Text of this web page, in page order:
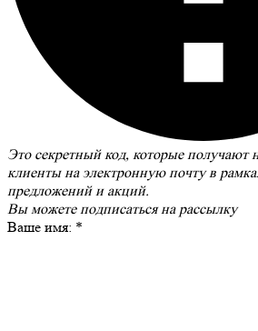
Это секретный код, которые получают
клиенты на электронную почту в
предложений и акций.
Вы можетеподписаться на рассылку
Ваше имя: *